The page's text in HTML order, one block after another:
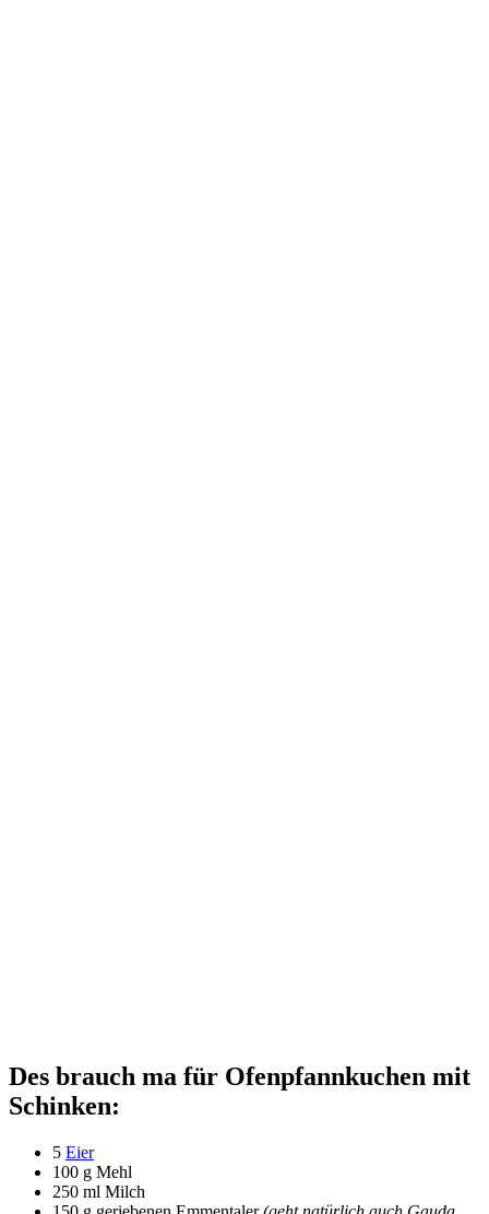
Des brauch ma für Ofenpfannkuchen mit
Schinken:
5 Eier
100 g Mehl
250 ml Milch